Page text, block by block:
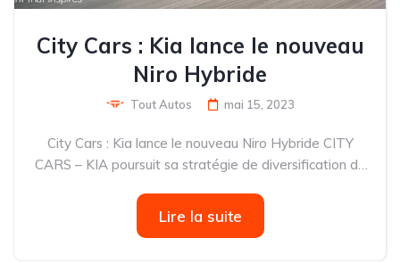
City Cars : Kia lance le nouveau
Niro Hybride
Tout Autos mai 15, 2023
City Cars : Kia lance le nouveau Niro Hybride CITY
CARS – KIA poursuit sa stratégie de diversification de
notamment avec l’introduction du nouveau Kia Niro
Lire la suite